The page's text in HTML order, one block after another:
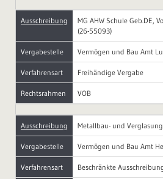
Ausschreibung
MG AHW Schule Geb.DE,
(26-55093)
Vergabestelle Vermögen und Bau Amt
Verfahrensart Freihändige Vergabe
Rechtsrahmen VOB
Ausschreibung Metallbau- und
Vergabestelle Vermögen und Bau Amt
Verfahrensart Beschränkte